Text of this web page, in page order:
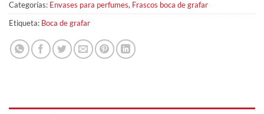
Categorías: Envases para perfumes, Frascos boca de grafar
Etiqueta: Boca de grafar